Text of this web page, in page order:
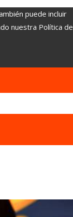
puede incluir
nuestra Política de